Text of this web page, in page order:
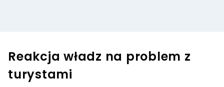
Reakcja władz na problem z
turystami